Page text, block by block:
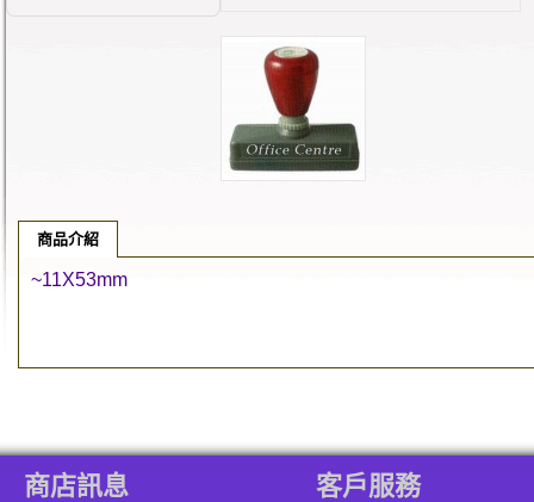
商品介紹
~11X53mm
商店訊息 客戶服務